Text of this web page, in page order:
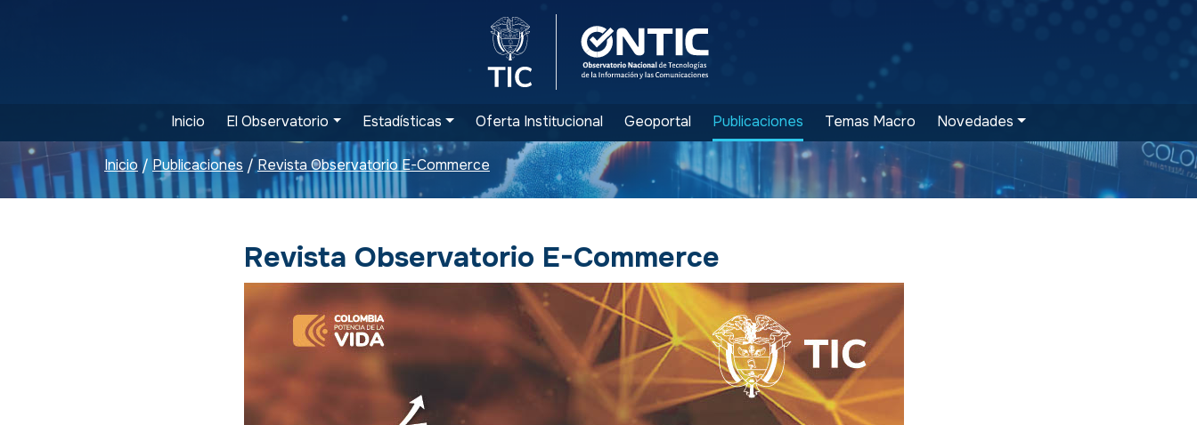
Logo del Ministerio TIC
Inicio El Observatorio Estadísticas Oferta Institucional Geoportal Publicaciones Temas Macro Novedades
Inicio /Publicaciones / Revista Observatorio E-Commerce
Revista Observatorio E-Commerce